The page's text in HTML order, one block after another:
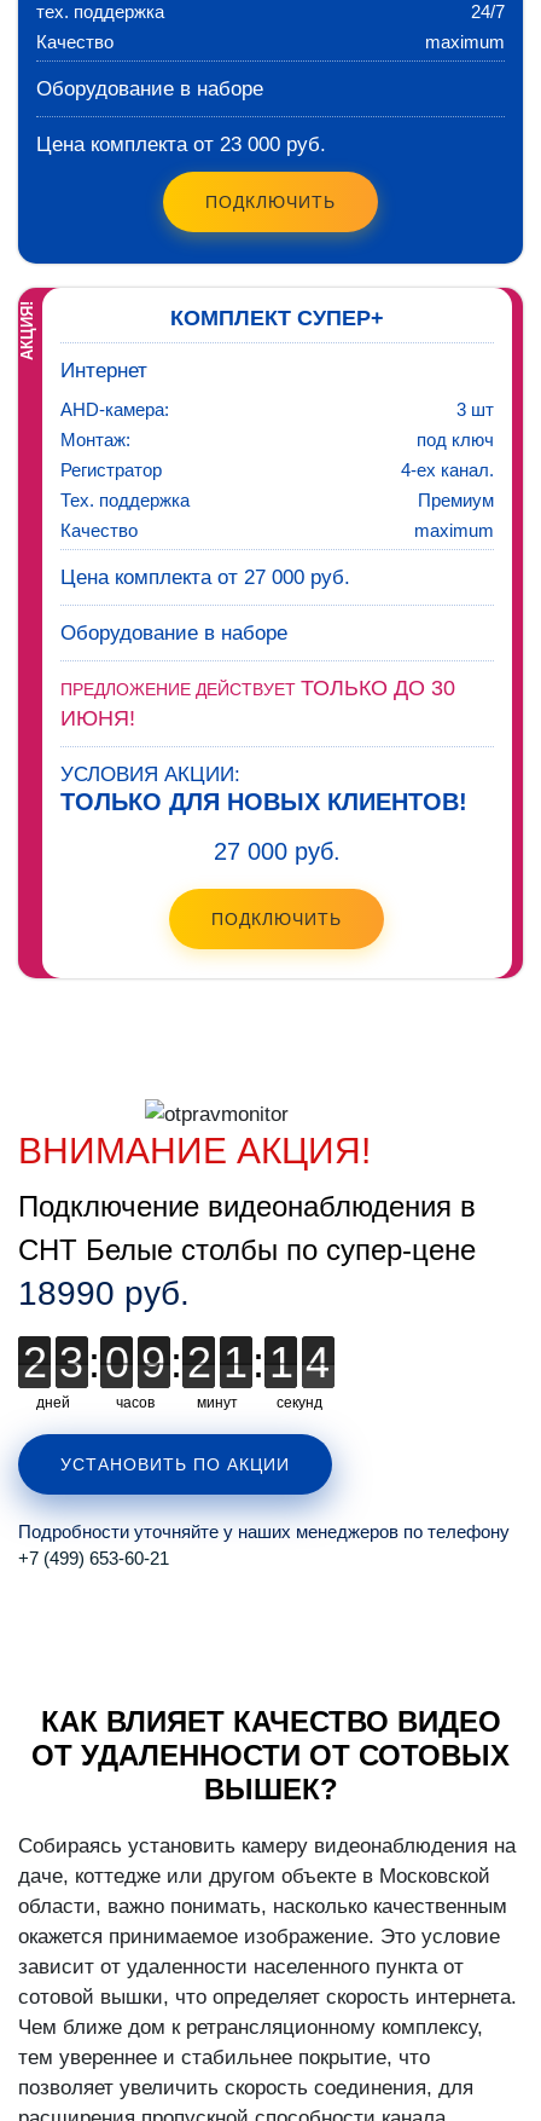
тех. поддержка
24/7
Качество
maximum
Оборудование в наборе
Цена комплекта от 23 000 руб.
ПОДКЛЮЧИТЬ
АКЦИЯ! КОМПЛЕКТ СУПЕР+
Интернет
AHD-камера:
3 шт
Монтаж:
под ключ
Регистратор
4-ех канал.
Тех. поддержка
Премиум
Качество
maximum
Цена комплекта от 27 000 руб.
Оборудование в наборе
ПРЕДЛОЖЕНИЕ ДЕЙСТВУЕТ ТОЛЬКО ДО 30
ИЮНЯ!
УСЛОВИЯ АКЦИИ:
ТОЛЬКО ДЛЯ НОВЫХ КЛИЕНТОВ!
27 000 руб.
ПОДКЛЮЧИТЬ
ВНИМАНИЕ АКЦИЯ!
Подключение видеонаблюдения в
СНТ Белые столбы по супер-цене
18990 руб.
дней
2
2 3
3:
часов
0
0 9
9:
минут
2
2 1
1:
секунд
1
1
1 2
3
3
УСТАНОВИТЬ ПО АКЦИИ
Подробности уточняйте у наших менеджеров по телефону
+7 (499) 653-60-21
КАК ВЛИЯЕТ КАЧЕСТВО ВИДЕО
ОТ УДАЛЕННОСТИ ОТ СОТОВЫХ
ВЫШЕК?
Собираясь установить камеру видеонаблюдения на
даче, коттедже или другом объекте в Московской
области, важно понимать, насколько качественным
окажется принимаемое изображение. Это условие
зависит от удаленности населенного пункта от
сотовой вышки, что определяет скорость интернета.
Чем ближе дом к ретрансляционному комплексу,
тем увереннее и стабильнее покрытие, что
позволяет увеличить скорость соединения, для